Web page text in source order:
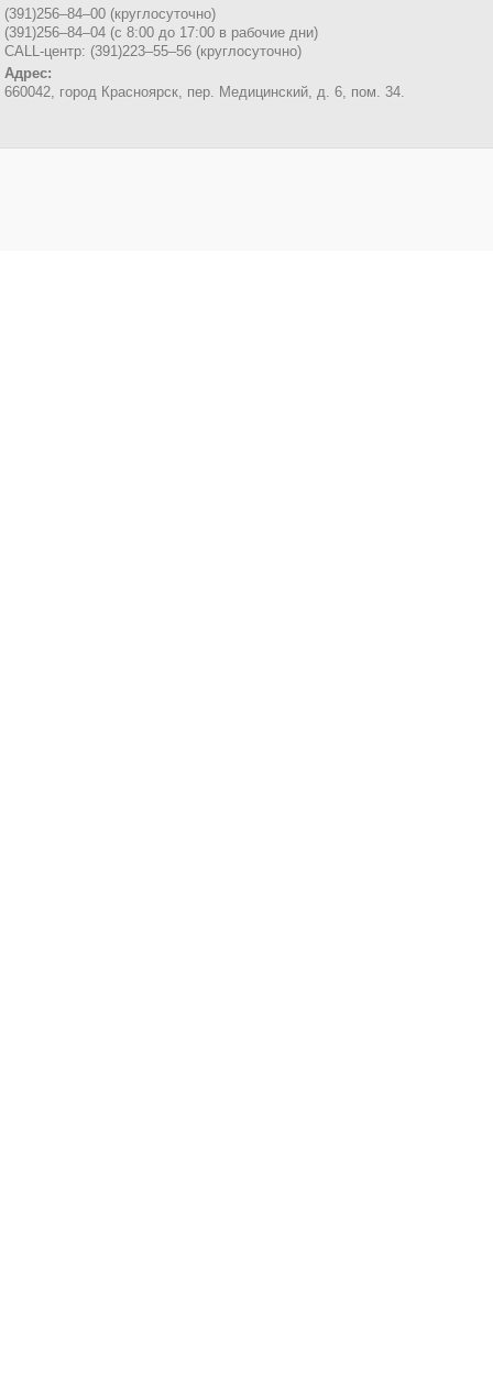
(391)256–84–00 (круглосуточно)
(391)256–84–04 (с 8:00 до 17:00 в рабочие дни)
CALL-центр: (391)223–55–56 (круглосуточно)
Адрес:
660042, город Красноярск, пер. Медицинский, д. 6, пом. 34.